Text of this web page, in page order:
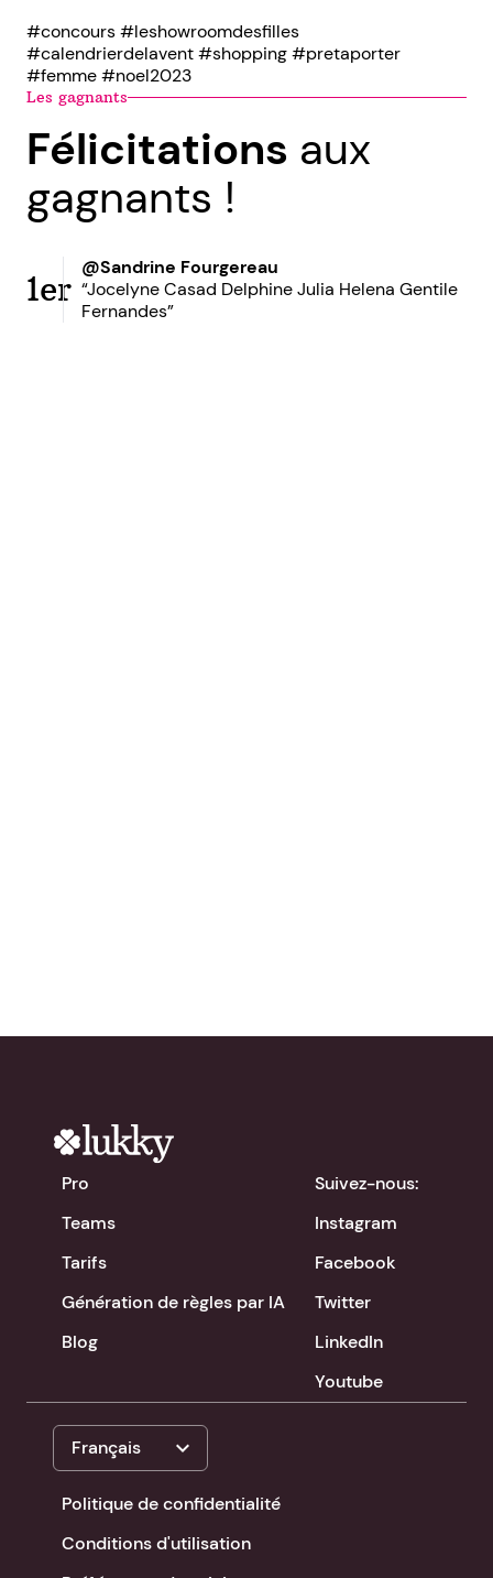
#concours #leshowroomdesfilles
#calendrierdelavent #shopping #pretaporter
#femme #noel2023
Les gagnants
Félicitations aux
gagnants !
1er
@Sandrine Fourgereau
“Jocelyne Casad Delphine Julia Helena Gentile
Fernandes”
Pro
Teams
Tarifs
Génération de règles par IA
Blog
Suivez-nous:
Instagram
Facebook
Twitter
LinkedIn
Youtube
Français expand_more
Politique de confidentialité
Conditions d'utilisation